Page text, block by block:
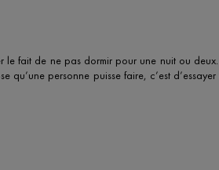
le fait de ne pas dormir pour une nuit ou
personne puisse faire, c’est